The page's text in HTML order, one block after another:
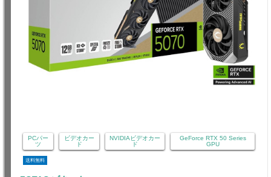
PCパー
ツ
ビデオカー
ド
NVIDIAビデオカー
ド
GeForce RTX 50 Series
GPU
送料無料